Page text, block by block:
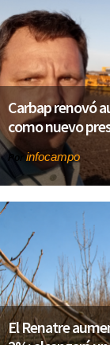
Carbap renovó
como nuevo
Por infocampo
El Renatre